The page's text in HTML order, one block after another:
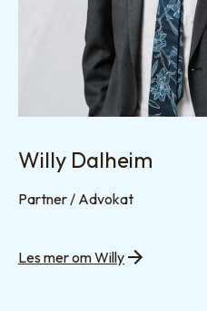
Willy Dalheim
Partner / Advokat
Les mer om Willy